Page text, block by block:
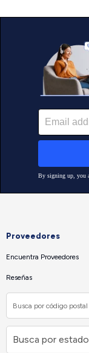
Proveedores
Encuentra Proveedores
Reseñas